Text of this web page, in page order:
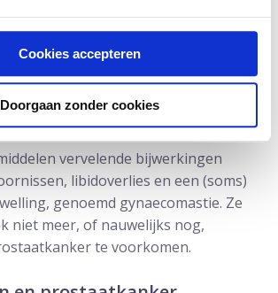
Cookies accepteren
Doorgaan zonder cookies
levensbedreigende vorm.
by Dutasteride of Prostate Cancer
werd dutasteride bestudeerd.
eigenlijk tot ongeveer dezelfde
het PCPT onderzoek. Echter
vervelende bijwerkingen
libidoverlies en een (soms)
genoemd gynaecomastie. Ze
niet meer, of nauwelijks nog,
te voorkomen.